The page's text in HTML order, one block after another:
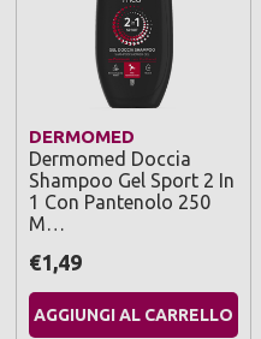
DERMOMED
Dermomed Doccia
Shampoo Gel Sport 2 In
1 Con Pantenolo 250
M…
€1,49
AGGIUNGI AL CARRELLO